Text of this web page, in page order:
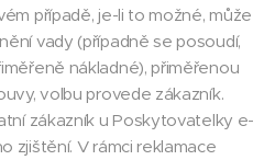
případě, je-li to možné, může
vady (případně se posoudí,
nákladné), přiměřenou
volbu provede zákazník.
zákazník u Poskytovatelky e-
zjištění. V rámci reklamace